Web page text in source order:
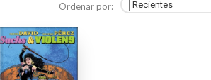
Ordenar por: